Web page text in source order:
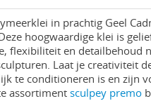
in prachtig Geel
hoogwaardige klei is
flexibiliteit en detailbehoud
Laat je creativiteit
te conditioneren is en zijn
assortimentsculpey premo